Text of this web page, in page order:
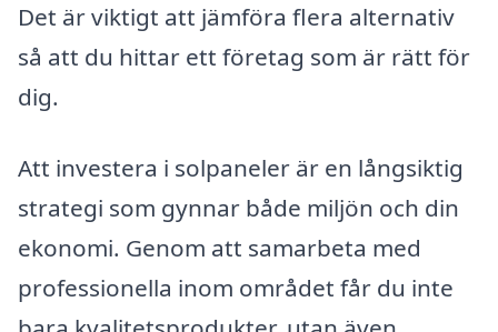
Det är viktigt att jämföra flera alternativ
så att du hittar ett företag som är rätt för
dig.
Att investera i solpaneler är en långsiktig
strategi som gynnar både miljön och din
ekonomi. Genom att samarbeta med
professionella inom området får du inte